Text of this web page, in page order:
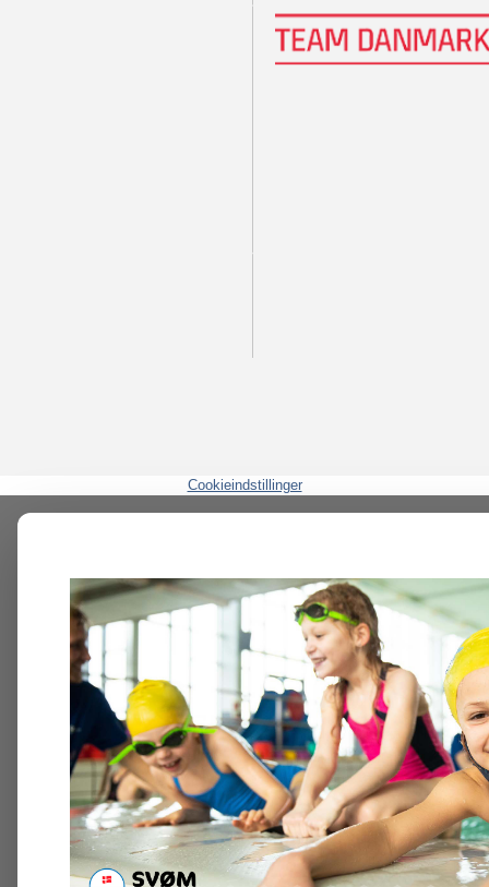
Cookieindstillinger